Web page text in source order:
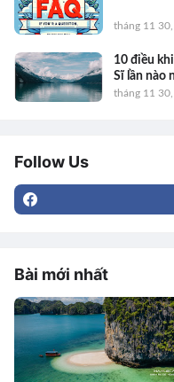
tháng 11
10 điều
Sĩ lần nào
tháng 11
Follow Us
Bài mới nhất